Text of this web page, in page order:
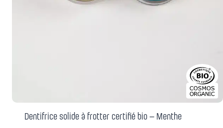
Dentifrice solide à frotter certifié bio – Menthe